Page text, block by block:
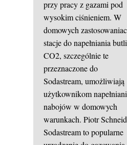
przy pracy z gazami pod
wysokim ciśnieniem. W
domowych
stacje do napełniania butli
CO2, szczególnie te
przeznaczone do
Sodastream, umożliwiają
użytkownikom
nabojów w domowych
warunkach. Piotr
Sodastream to popularne